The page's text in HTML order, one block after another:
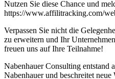
Nutzen Sie diese Chance und
https://www.affilitracking.com/
Verpassen Sie nicht die
zu erweitern und Ihr
freuen uns auf Ihre Teilnahme!
Nabenhauer Consulting entstand
Nabenhauer und beschreitet